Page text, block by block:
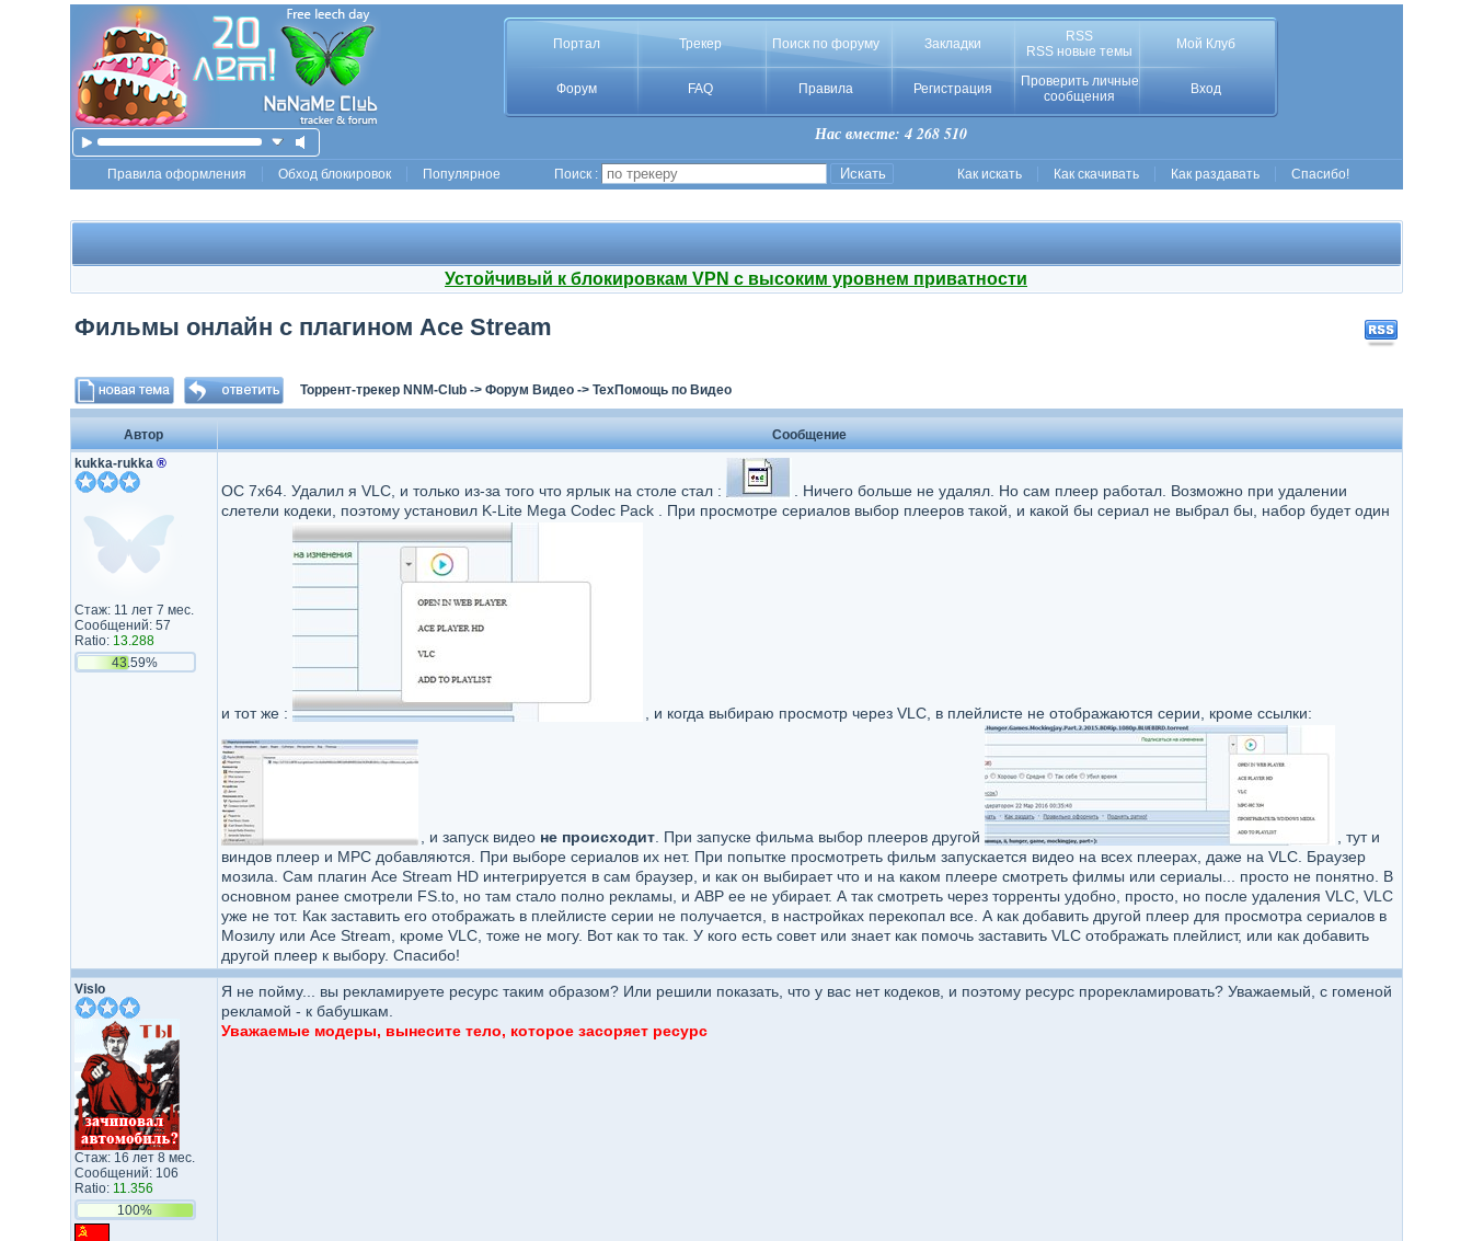
Портал Трекер Поиск по форуму Закладки
RSS
RSS новые темы
Мой Клуб
Форум FAQ Правила Регистрация
Проверить личные
сообщения
Вход
Нас вместе: 4 268 510
Правила оформления Обход блокировок Популярное Поиск : Как искать Как скачивать Как раздавать Спасибо!
Устойчивый к блокировкам VPN с высоким уровнем приватности
Фильмы онлайн с плагином Ace Stream
Торрент-трекер NNM-Club-> Форум Видео-> ТехПомощь по Видео
Автор
Сообщение
kukka-rukka ®
Стаж: 11 лет 7 мес.
Сообщений: 57
Ratio: 13.288
43.59%
ОС 7х64. Удалил я VLC, и только из-за того что ярлык на столе стал :
. Ничего больше не удалял. Но сам плеер работал. Возможно при удалении
слетели кодеки, поэтому установил K-Lite Mega Codec Pack . При просмотре сериалов выбор плееров такой, и какой бы сериал не выбрал бы, набор будет один
и тот же : , и когда выбираю просмотр через VLC, в плейлисте не отображаются серии, кроме ссылки:
, и запуск видео не происходит. При запуске фильма выбор плееров другой
, тут и
виндов плеер и MPC добавляются. При выборе сериалов их нет. При попытке просмотреть фильм запускается видео на всех плеерах, даже на VLC. Браузер
мозила. Сам плагин Ace Stream HD интегрируется в сам браузер, и как он выбирает что и на каком плеере смотреть филмы или сериалы... просто не понятно. В
основном ранее смотрели FS.to, но там стало полно рекламы, и ABP ее не убирает. А так смотреть через торренты удобно, просто, но после удаления VLC, VLC
уже не тот. Как заставить его отображать в плейлисте серии не получается, в настройках перекопал все. А как добавить другой плеер для просмотра сериалов в
Мозилу или Ace Stream, кроме VLC, тоже не могу. Вот как то так. У кого есть совет или знает как помочь заставить VLC отображать плейлист, или как добавить
другой плеер к выбору. Спасибо!
Vislo
Стаж: 16 лет 8 мес.
Сообщений: 106
Ratio: 11.356
100%
Я не пойму... вы рекламируете ресурс таким образом? Или решили показать, что у вас нет кодеков, и поэтому ресурс прорекламировать? Уважаемый, с гоменой
рекламой - к бабушкам.
Уважаемые модеры, вынесите тело, которое засоряет ресурс